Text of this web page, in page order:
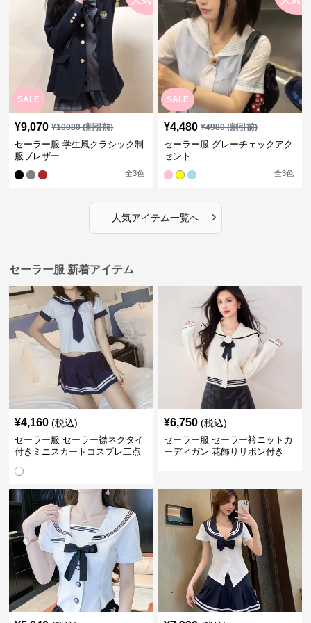
SALE
¥9,070 ¥10080(割引前)
セーラー服 学生風クラシック制
服ブレザー
全3色
SALE
¥4,480 ¥4980(割引前)
セーラー服 グレーチェックアク
セント
全3色
人気アイテム一覧へ ›
セーラー服 新着アイテム
¥4,160 (税込)
セーラー服 セーラー襟ネクタイ
付きミニスカートコスプレ二点
¥6,750 (税込)
セーラー服 セーラー衿ニットカ
ーディガン 花飾りリボン付き